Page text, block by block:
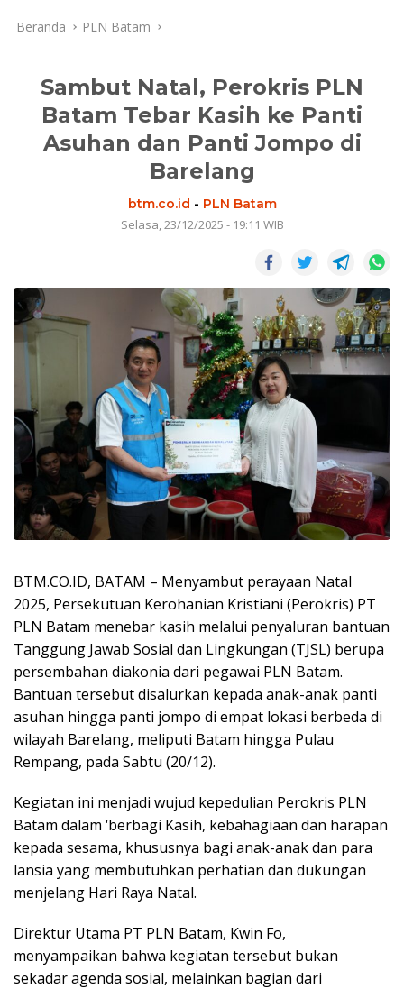
Beranda PLN Batam
Sambut Natal, Perokris PLN
Batam Tebar Kasih ke Panti
Asuhan dan Panti Jompo di
Barelang
btm.co.id - PLN Batam
Selasa, 23/12/2025 - 19:11 WIB
BTM.CO.ID, BATAM – Menyambut perayaan Natal
2025, Persekutuan Kerohanian Kristiani (Perokris) PT
PLN Batam menebar kasih melalui penyaluran bantuan
Tanggung Jawab Sosial dan Lingkungan (TJSL) berupa
persembahan diakonia dari pegawai PLN Batam.
Bantuan tersebut disalurkan kepada anak-anak panti
asuhan hingga panti jompo di empat lokasi berbeda di
wilayah Barelang, meliputi Batam hingga Pulau
Rempang, pada Sabtu (20/12).
Kegiatan ini menjadi wujud kepedulian Perokris PLN
Batam dalam ‘berbagi Kasih, kebahagiaan dan harapan
kepada sesama, khususnya bagi anak-anak dan para
lansia yang membutuhkan perhatian dan dukungan
menjelang Hari Raya Natal.
Direktur Utama PT PLN Batam, Kwin Fo,
menyampaikan bahwa kegiatan tersebut bukan
sekadar agenda sosial, melainkan bagian dari